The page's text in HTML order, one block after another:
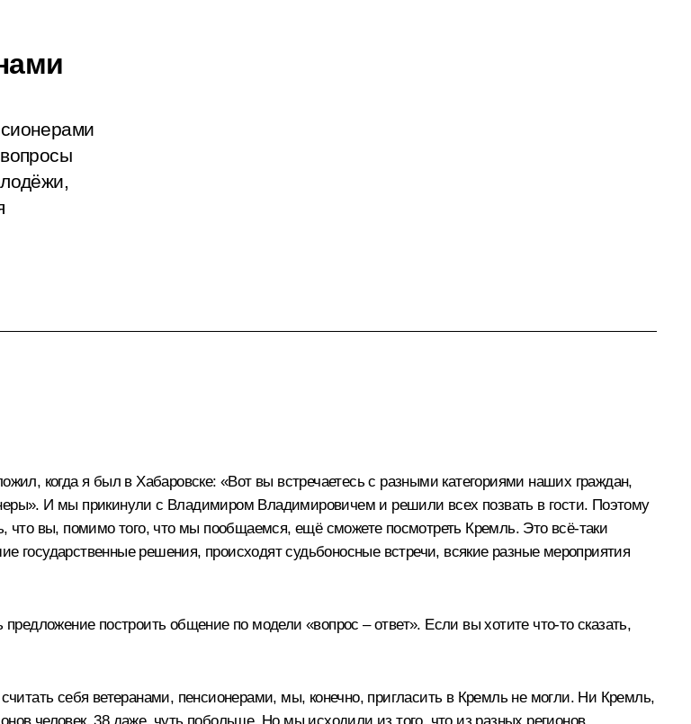
когда я был в Хабаровске: «Вот вы встречаетесь с разными категориями наших граждан,
И мы прикинули с Владимиром Владимировичем и решили всех позвать в гости. Поэтому
что вы, помимо того, что мы пообщаемся, ещё сможете посмотреть Кремль. Это всё‑таки
решения, происходят судьбоносные встречи, всякие разные мероприятия
построить общение по модели «вопрос – ответ». Если вы хотите что‑то сказать,
себя ветеранами, пенсионерами, мы, конечно, пригласить в Кремль не могли. Ни Кремль,
человек, 38 даже, чуть побольше. Но мы исходили из того, что из разных регионов